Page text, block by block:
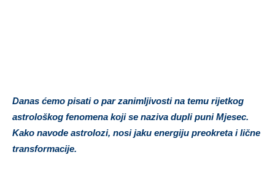
Danas ćemo pisati o par zanimljivosti na temu rijetkog
astrološkog fenomena koji se naziva dupli puni Mjesec.
Kako navode astrolozi, nosi jaku energiju preokreta i lične
transformacije.